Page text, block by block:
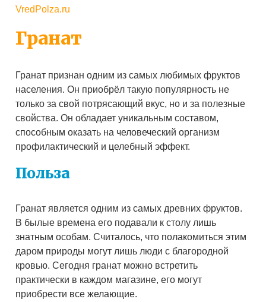
VredPolza.ru
Гранат
Гранат признан одним из самых любимых фруктов
населения. Он приобрёл такую популярность не
только за свой потрясающий вкус, но и за полезные
свойства. Он обладает уникальным составом,
способным оказать на человеческий организм
профилактический и целебный эффект.
Польза
Гранат является одним из самых древних фруктов.
В былые времена его подавали к столу лишь
знатным особам. Считалось, что полакомиться этим
даром природы могут лишь люди с благородной
кровью. Сегодня гранат можно встретить
практически в каждом магазине, его могут
приобрести все желающие.